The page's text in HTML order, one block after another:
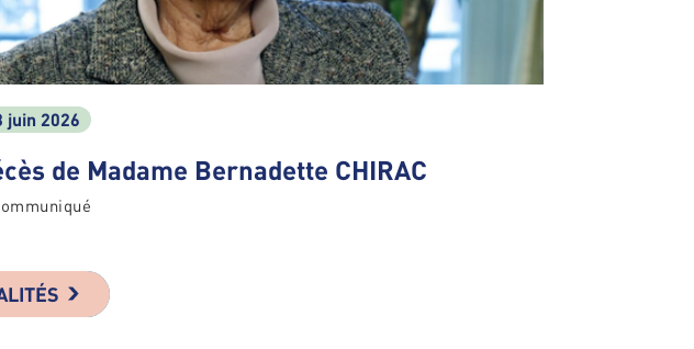
juin 2026
de Madame Bernadette CHIRAC